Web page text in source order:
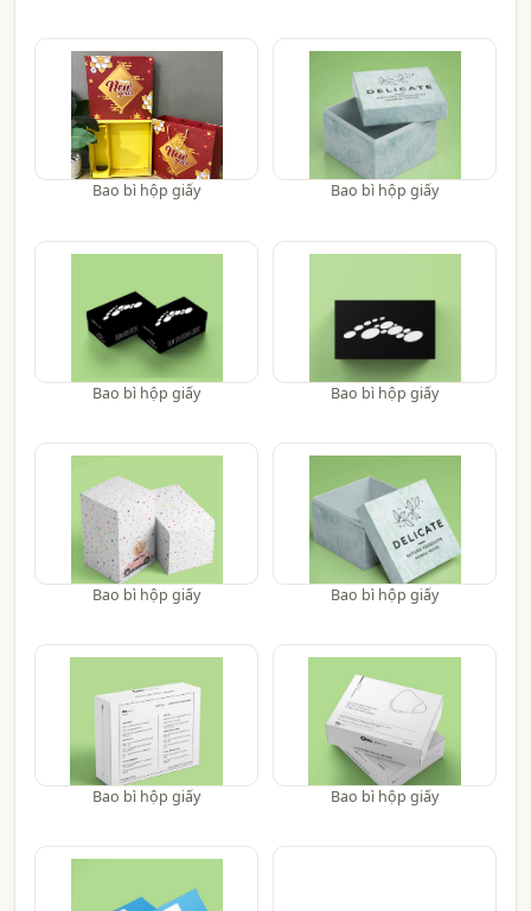
Bao bì hộp giấy Bao bì hộp giấy
Bao bì hộp giấy Bao bì hộp giấy
Bao bì hộp giấy Bao bì hộp giấy
Bao bì hộp giấy Bao bì hộp giấy